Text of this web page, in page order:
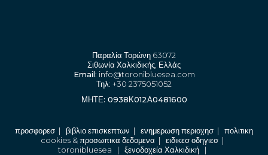
Παραλία Τορώνη 63072
Σιθωνία Χαλκιδικής, Ελλάς
Email: info@toronibluesea.com
Τηλ: +30 2375051052
ΜΗΤΕ: 0938Κ012Α0481600
προσφορεσ | βιβλιο επισκεπτων | ενημερωση περιοχησ | πολιτικη
cookies & προσωπικα δεδομενα | ειδικεσ οδηγιεσ |
toronibluesea | ξενοδοχεία Χαλκιδική |